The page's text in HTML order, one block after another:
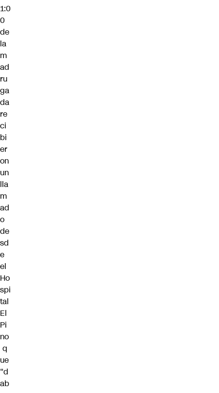
1:0
0
de
la
m
ad
ru
ga
da
re
ci
bi
er
on
un
lla
m
ad
o
de
sd
e
el
Ho
spi
tal
El
Pi
no
q
ue
“d
ab